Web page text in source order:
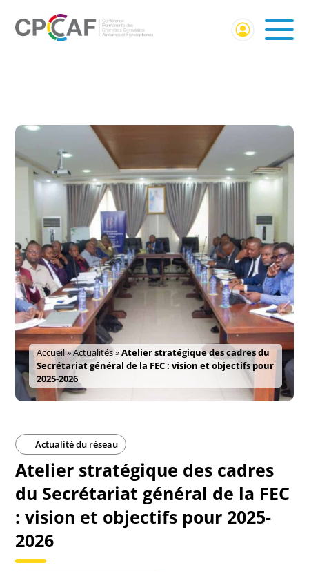
Accueil»Actualités»Atelier stratégique des cadres du
Secrétariat général de la FEC : vision et objectifs pour
2025-2026
Actualité du réseau
Atelier stratégique des cadres
du Secrétariat général de la FEC
: vision et objectifs pour 2025-
2026